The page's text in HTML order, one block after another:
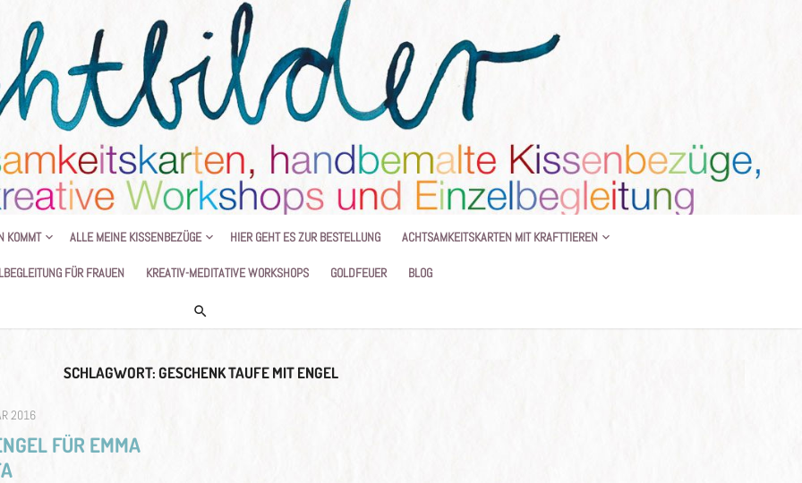
HANDGEMALTE KISSEN UND KREATIVE BEGLEITUNG
KOMMT ALLE MEINE KISSENBEZÜGE HIER GEHT ES ZUR BESTELLUNG ACHTSAMKEITSKARTEN MIT KRAFTTIEREN
FÜR FRAUEN KREATIV-MEDITATIVE WORKSHOPS GOLDFEUER BLOG
SCHLAGWORT:GESCHENK TAUFE MIT ENGEL
2016
FÜR EMMA